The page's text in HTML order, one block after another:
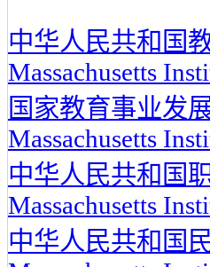
中华人民共和国
Massachusetts
国家教育事业发
Massachusetts
中华人民共和国
Massachusetts
中华人民共和国